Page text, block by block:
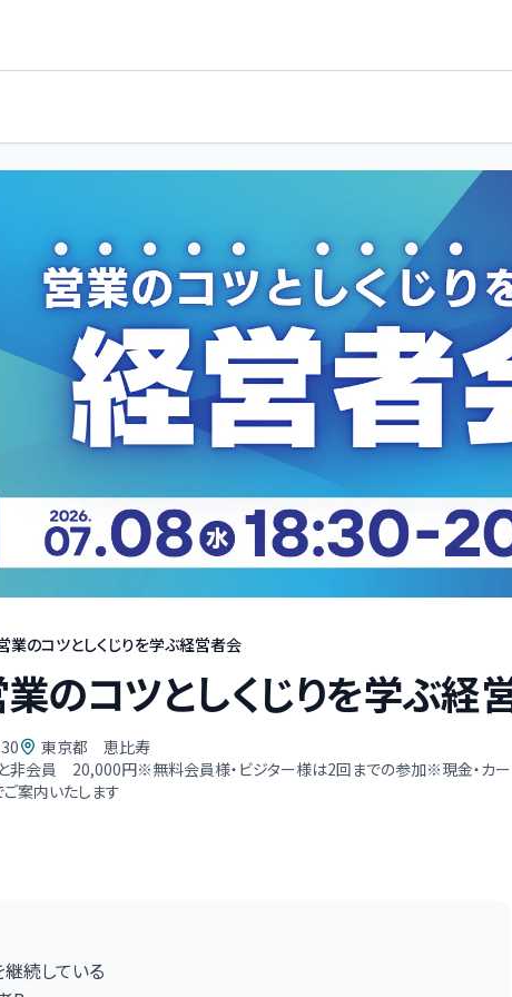
業のコツとしくじりを学ぶ経営者会
業のコツとしくじりを学ぶ経
東京都 恵比寿
会員 20,000円※無料会員様・ビジター様は2回までの参加※現金・カ
案内いたします
続している